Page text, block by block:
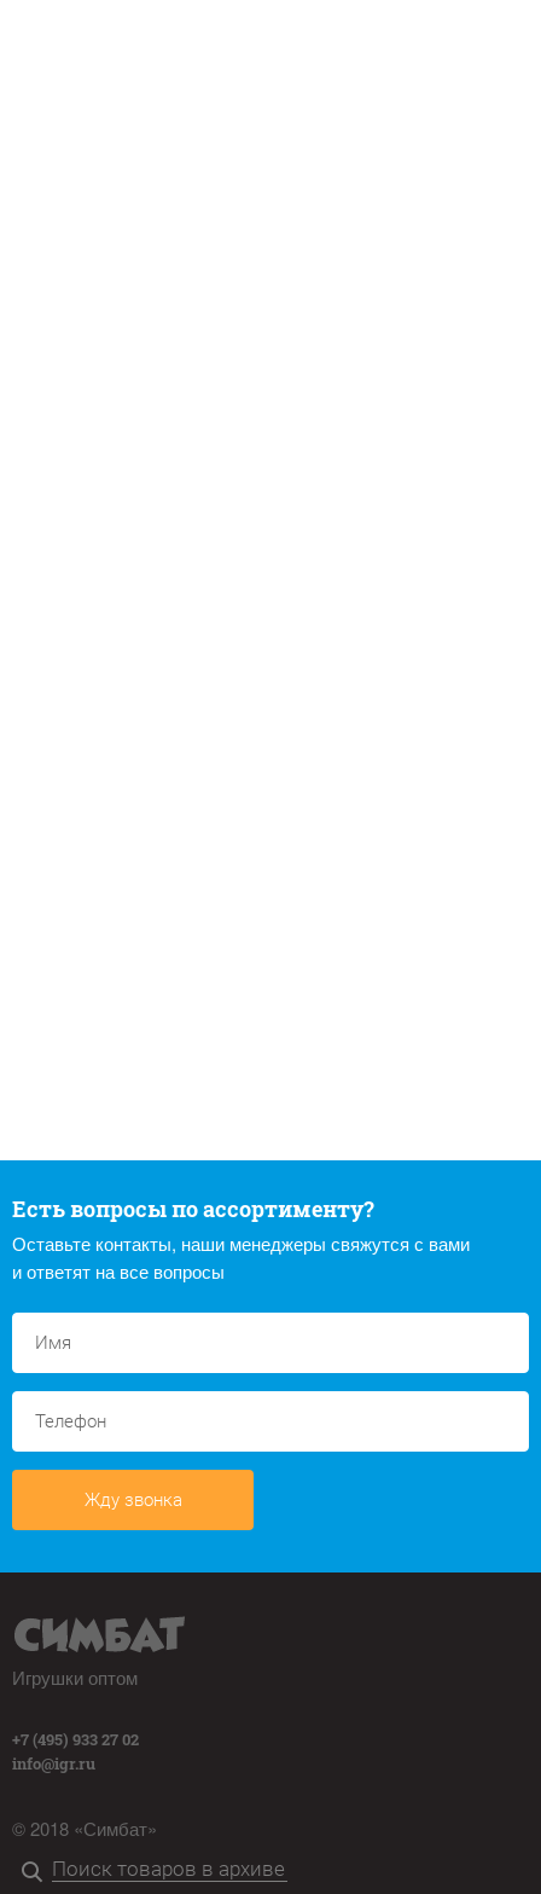
Есть вопросы по ассортименту?
Оставьте контакты, наши менеджеры свяжутся с вами
и ответят на все вопросы
Жду звонка
Игрушки оптом
+7 (495) 933 27 02
info@igr.ru
© 2018 «Симбат»